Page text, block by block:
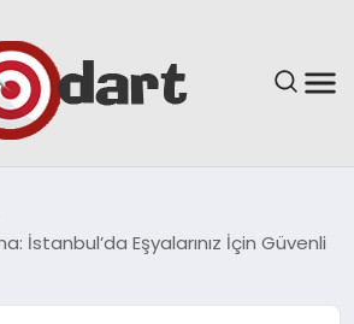
İstanbul’da Eşyalarınız İçin Güvenli